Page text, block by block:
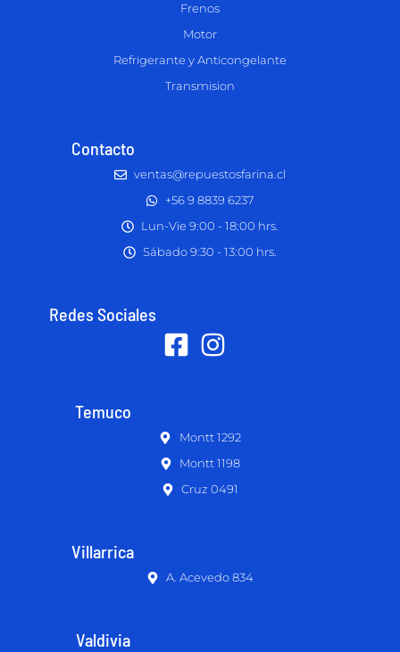
Frenos
Motor
Refrigerante y Anticongelante
Transmision
Contacto
ventas@repuestosfarina.cl
+56 9 8839 6237
Lun-Vie 9:00 - 18:00 hrs.
Sábado 9:30 - 13:00 hrs.
Redes Sociales
Temuco
Montt 1292
Montt 1198
Cruz 0491
Villarrica
A. Acevedo 834
Valdivia